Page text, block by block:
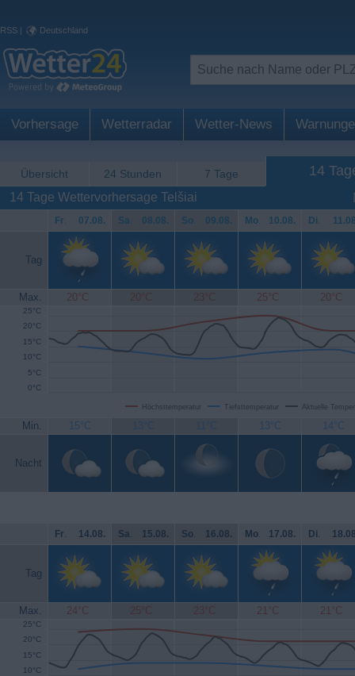
RSS | Deutschland
Vorhersage Wetterradar Wetter-News
Übersicht 24 Stunden 7 Tage 14
14 Tage Wettervorhersage Telšiai
Fr. 07.08. Sa. 08.08. So. 09.08. Mo. 10.08. Di.
Tag
Max. 20°C 20°C 23°C 25°C 20°C
Höchsttemperatur Tiefsttemperatur Aktuelle
0°C
5°C
10°C
15°C
20°C
25°C
Min. 15°C 13°C 11°C 13°C 14°C
Nacht
Fr. 14.08. Sa. 15.08. So. 16.08. Mo. 17.08. Di.
Tag
Max. 24°C 25°C 23°C 21°C 21°C
10°C
15°C
20°C
25°C